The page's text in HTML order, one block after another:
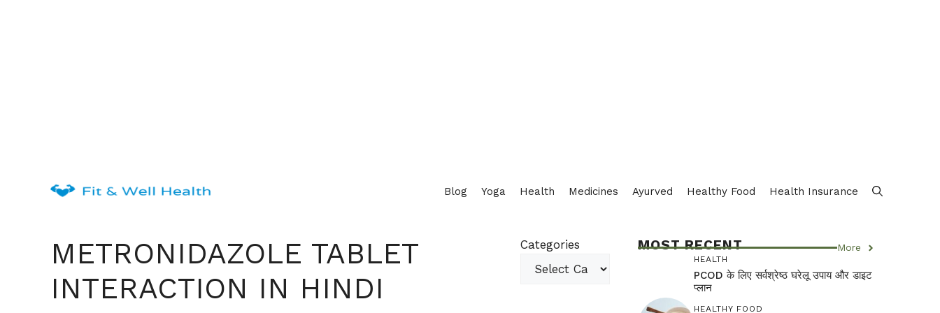
Blog Yoga Health Medicines Ayurved Healthy Food Health Insurance
METRONIDAZOLE TABLET
INTERACTION IN HINDI
Categories MOST RECENT More
HEALTH
PCOD के लिए सर्वश्रेष्ठ घरेलू उपाय और डाइट
प्लान
HEALTHY FOOD